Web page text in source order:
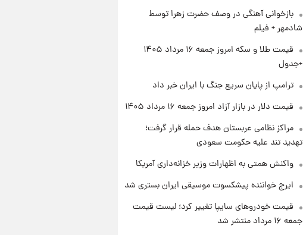
بازخوانی آهنگی در وصف حضرت زهرا توسط
شادمهر + فیلم
قیمت طلا و سکه امروز جمعه ۱۶ مرداد ۱۴۰۵
+جدول
ترامپ از پایان سریع جنگ با ایران خبر داد
قیمت دلار در بازار آزاد امروز جمعه ۱۶ مرداد ۱۴۰۵
مراکز نظامی عربستان هدف حمله قرار گرفت؛
تهدید تند علیه حکومت سعودی
واکنش همتی به اظهارات وزیر خزانه‌داری آمریکا
ایرج خواننده پیشکسوت موسیقی ایران بستری شد
قیمت خودروهای سایپا تغییر کرد؛ لیست قیمت
جمعه ۱۶ مرداد منتشر شد